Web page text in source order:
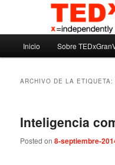
principal
secundarioTEDxGranVia
Madrid – España – Spain
Inicio Sobre
ARCHIVO DE LA ETIQUETA:
Inteligencia
Posted on8-septiembre-